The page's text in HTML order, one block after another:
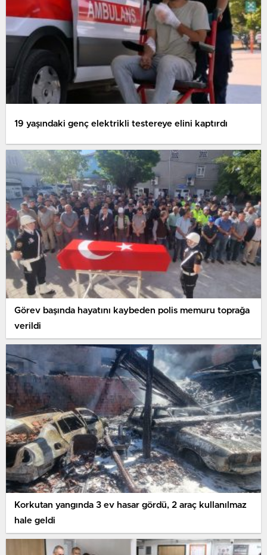
19 yaşındaki genç elektrikli testereye elini kaptırdı
Görev başında hayatını kaybeden polis memuru toprağa
verildi
Korkutan yangında 3 ev hasar gördü, 2 araç kullanılmaz
hale geldi